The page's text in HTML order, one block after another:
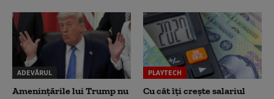
ADEVĂRUL
Amenințările lui Trump nu
PLAYTECH
Cu cât îți crește salariul